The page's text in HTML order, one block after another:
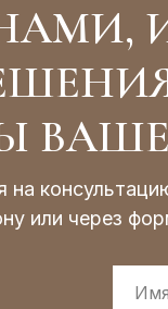
на
или через